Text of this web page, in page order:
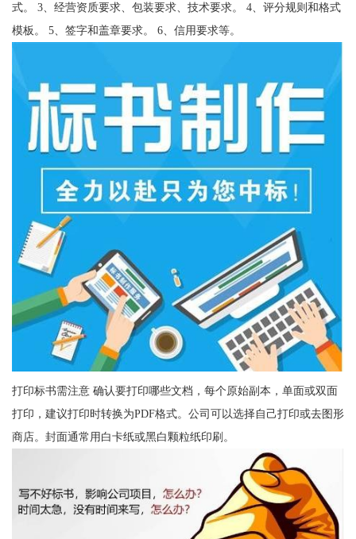
式。 3、经营资质要求、包装要求、技术要求。 4、评分规则和格式
模板。 5、签字和盖章要求。 6、信用要求等。
打印标书需注意 确认要打印哪些文档，每个原始副本，单面或双面
打印，建议打印时转换为PDF格式。公司可以选择自己打印或去图形
商店。封面通常用白卡纸或黑白颗粒纸印刷。